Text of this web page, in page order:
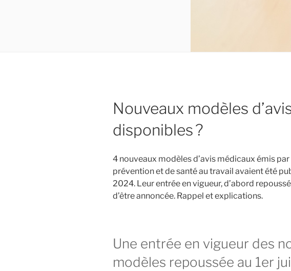
Nouveaux modèles
disponibles ?
4 nouveaux modèles d’avis médicaux émis
prévention et de santé au travail avaient été
2024. Leur entrée en vigueur, d’abord
d’être annoncée. Rappel et explications.
Une entrée en vigueur des
modèles repoussée au 1er